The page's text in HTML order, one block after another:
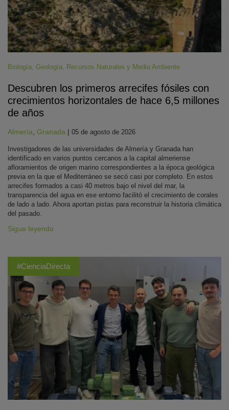
Biología, Geología, Recursos Naturales y Medio Ambiente
Descubren los primeros arrecifes fósiles con
crecimientos horizontales de hace 6,5 millones
de años
Almería, Granada | 05 de agosto de 2026
Investigadores de las universidades de Almería y Granada han
identificado en varios puntos cercanos a la capital almeriense
afloramientos de origen marino correspondientes a la época geológica
previa en la que el Mediterráneo se secó casi por completo. En estos
arrecifes formados a casi 40 metros bajo el nivel del mar, la
transparencia del agua en ese entorno facilitó el crecimiento de corales
de lado a lado. Ahora aportan pistas para reconstruir la historia climática
del pasado.
Sigue leyendo
#CienciaDirecta